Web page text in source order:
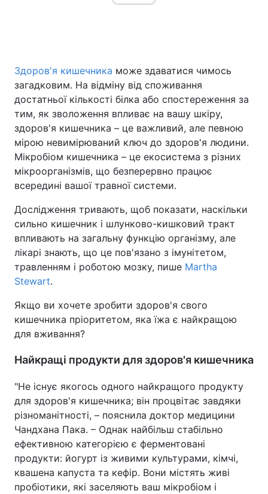
Здоров'я кишечника може здаватися чимось
загадковим. На відміну від споживання
достатньої кількості білка або спостереження за
тим, як зволоження впливає на вашу шкіру,
здоров'я кишечника – це важливий, але певною
мірою невимірюваний ключ до здоров'я людини.
Мікробіом кишечника – це екосистема з різних
мікроорганізмів, що безперервно працює
всередині вашої травної системи.
Дослідження тривають, щоб показати, наскільки
сильно кишечник і шлунково-кишковий тракт
впливають на загальну функцію організму, але
лікарі знають, що це пов'язано з імунітетом,
травленням і роботою мозку, пише Martha
Stewart.
Якщо ви хочете зробити здоров'я свого
кишечника пріоритетом, яка їжа є найкращою
для вживання?
Найкращі продукти для здоров'я кишечника
"Не існує якогось одного найкращого продукту
для здоров'я кишечника; він процвітає завдяки
різноманітності, – пояснила доктор медицини
Чандхана Пака. – Однак найбільш стабільно
ефективною категорією є ферментовані
продукти: йогурт із живими культурами, кімчі,
квашена капуста та кефір. Вони містять живі
пробіотики, які заселяють ваш мікробіом і